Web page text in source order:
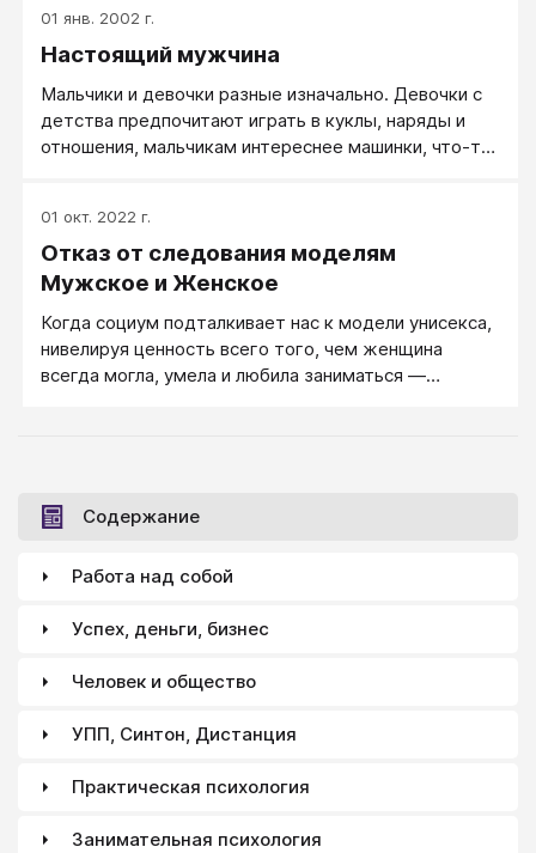
01 янв. 2002 г.
Настоящий мужчина
Мальчики и девочки разные изначально. Девочки с
детства предпочитают играть в куклы, наряды и
отношения, мальчикам интереснее машинки, что-то
Наверное, из мальчика стоит воспитать мужчину.
Настоящего мужчину.
01 окт. 2022 г.
Отказ от следования моделям
Мужское и Женское
Когда социум подталкивает нас к модели унисекса,
нивелируя ценность всего того, чем женщина
всегда могла, умела и любила заниматься —
Содержание
Работа над собой
Успех, деньги, бизнес
Человек и общество
УПП, Синтон, Дистанция
Практическая психология
Занимательная психология